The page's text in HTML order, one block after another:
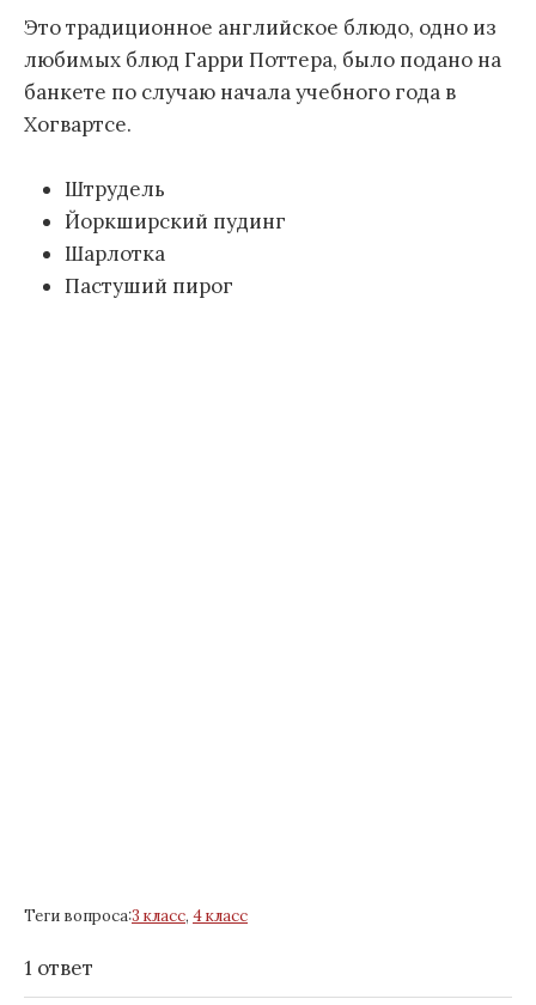
Это традиционное английское блюдо, одно из
любимых блюд Гарри Поттера, было подано на
банкете по случаю начала учебного года в
Хогвартсе.
Штрудель
Йоркширский пудинг
Шарлотка
Пастуший пирог
Теги вопроса:3 класс, 4 класс
1 ответ